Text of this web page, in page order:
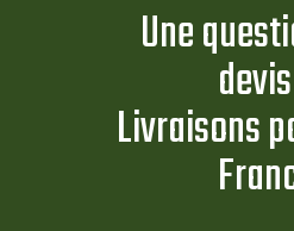
Une
Livraisons